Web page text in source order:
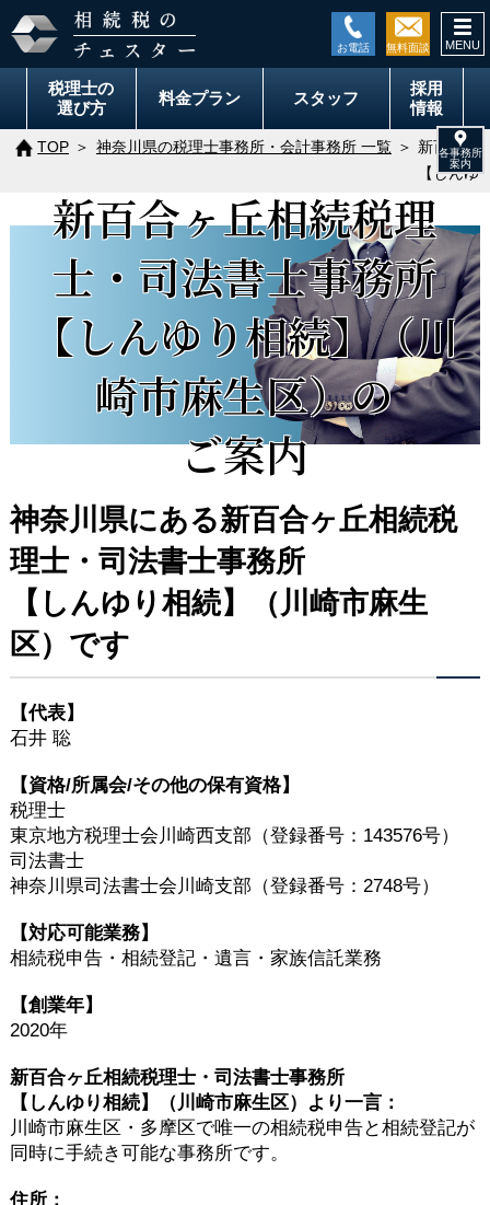
税理士の
選び方
料金プラン スタッフ
採用
情報
TOP 神奈川県の税理士事務所・会計事務所 一覧
新百合ヶ
【しんゆ
新百合ヶ丘相続税理
士・司法書士事務所
【しんゆり相続】（川
崎市麻生区）の
ご案内
神奈川県にある新百合ヶ丘相続税
理士・司法書士事務所
【しんゆり相続】（川崎市麻生
区）です
石井 聡
税理士
東京地方税理士会川崎西支部（登録番号：143576号）
司法書士
神奈川県司法書士会川崎支部（登録番号：2748号）
相続税申告・相続登記・遺言・家族信託業務
【創業年】
2020年
新百合ヶ丘相続税理士・司法書士事務所
【しんゆり相続】（川崎市麻生区）より一言：
川崎市麻生区・多摩区で唯一の相続税申告と相続登記が
同時に手続き可能な事務所です。